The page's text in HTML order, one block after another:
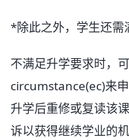
*除此之外，学生还需
不满足升学要求时，
circumstance(ec)来
升学后重修或复读该
诉以获得继续学业的机